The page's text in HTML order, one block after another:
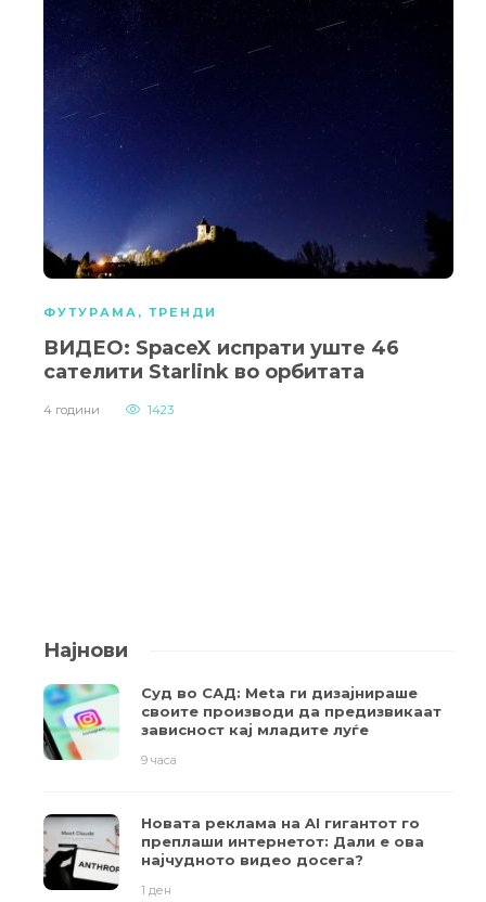
ФУТУРАМА , ТРЕНДИ
ВИДЕО: SpaceX испрати уште 46
сателити Starlink во орбитата
4 години 1423
Најнови
Суд во САД: Meta ги дизајнираше
своите производи да предизвикаат
зависност кај младите луѓе
9 часа
Новата реклама на AI гигантот го
преплаши интернетот: Дали е ова
најчудното видео досега?
1 ден